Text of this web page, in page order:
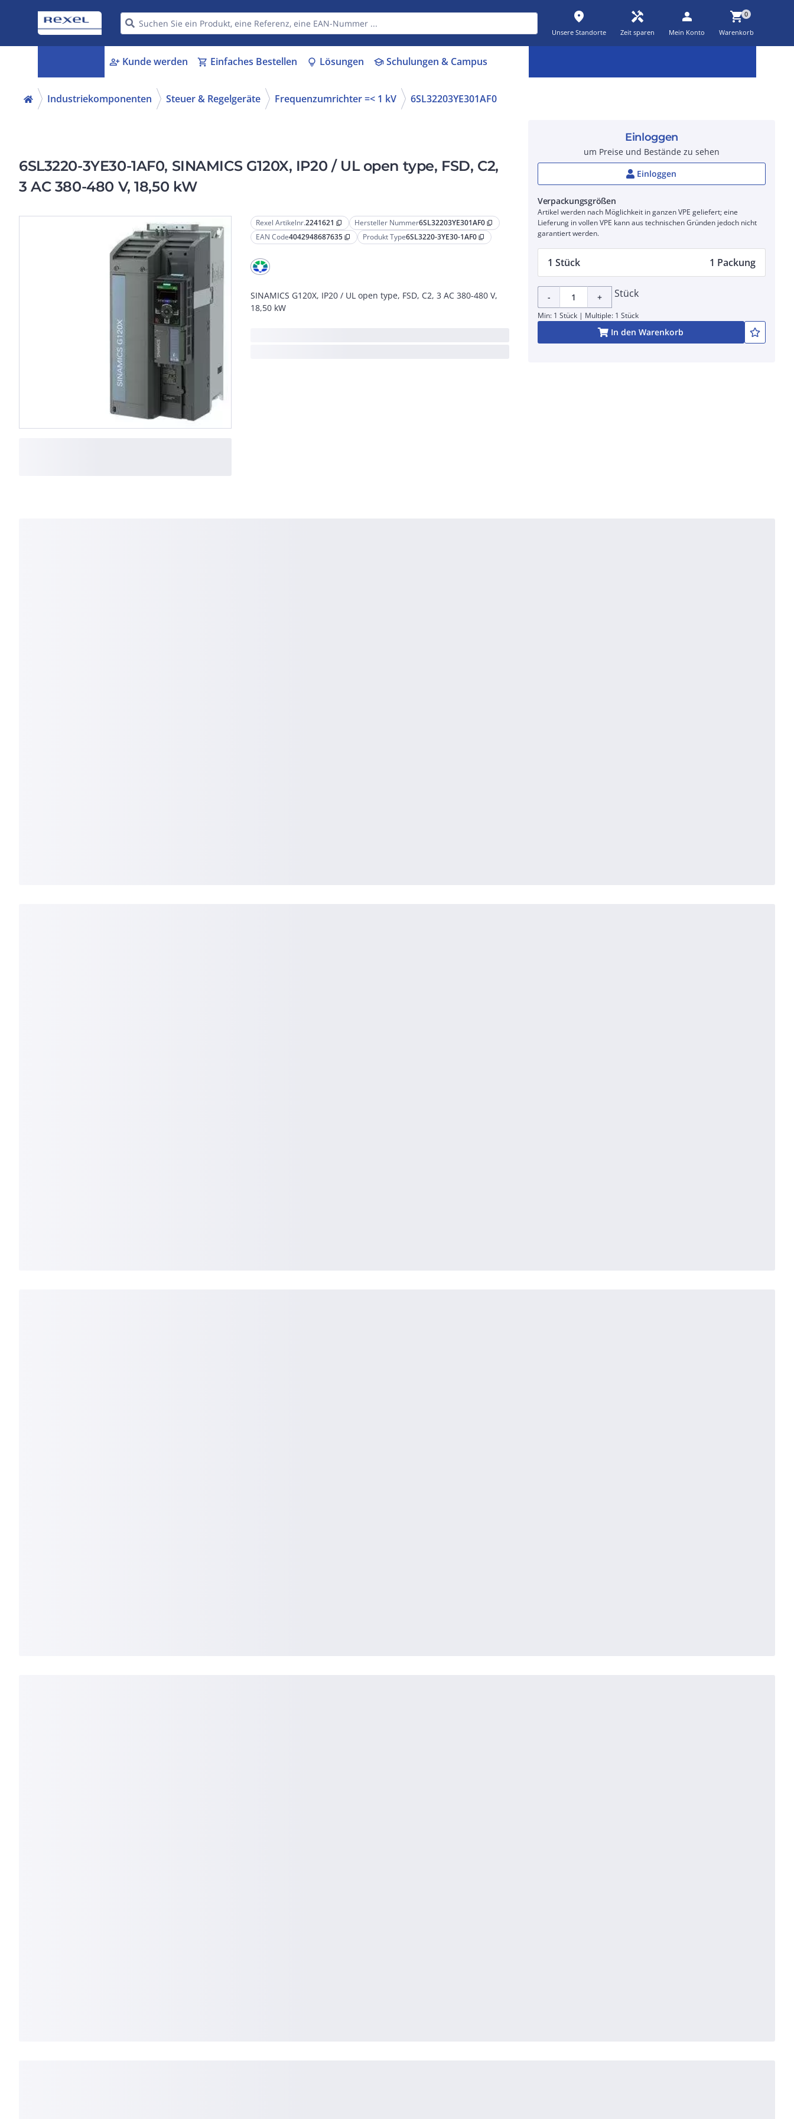
place
Unsere Standorte
handyman
Zeit sparen
person
Mein Konto
shopping_cart0
Warenkorb
person_add Kunde werden shopping_cart Einfaches Bestellen lightbulb Lösungen schoolSchulungen & Campus
Industriekomponenten Steuer & Regelgeräte Frequenzumrichter =< 1 kV 6SL32203YE301AF0
6SL3220-3YE30-1AF0, SINAMICS G120X, IP20 / UL open type, FSD, C2,
3 AC 380-480 V, 18,50 kW
Rexel Artikelnr.2241621 content_copy Hersteller Nummer6SL32203YE301AF0 content_copy
EAN Code4042948687635 content_copy Produkt Type6SL3220-3YE30-1AF0 content_copy
SINAMICS G120X, IP20 / UL open type, FSD, C2, 3 AC 380-480 V,
18,50 kW
Einloggen
um Preise und Bestände zu sehen
Einloggen
Verpackungsgrößen
Artikel werden nach Möglichkeit in ganzen VPE geliefert; eine
Lieferung in vollen VPE kann aus technischen Gründen jedoch nicht
garantiert werden.
1 Stück 1 Packung
- + Stück
Min: 1 Stück | Multiple: 1 Stück
In den Warenkorb